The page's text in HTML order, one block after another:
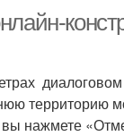
территорию
нажмете